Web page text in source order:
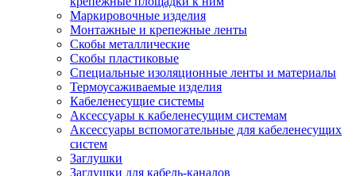
Маркировочные изделия
Монтажные и крепежные ленты
Скобы металлические
Скобы пластиковые
Специальные изоляционные ленты и материалы
Термоусаживаемые изделия
Кабеленесущие системы
Аксессуары к кабеленесущим системам
Аксессуары вспомогательные для кабеленесущих
систем
Заглушки
Заглушки для кабель-каналов